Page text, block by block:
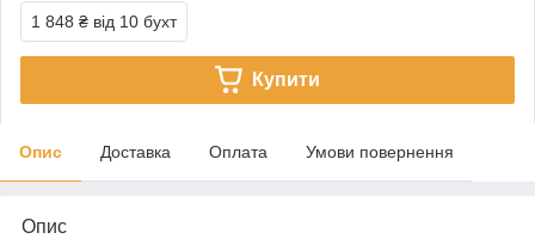
1 848 ₴ від 10 бухт
Купити
Опис Доставка Оплата Умови повернення
Опис